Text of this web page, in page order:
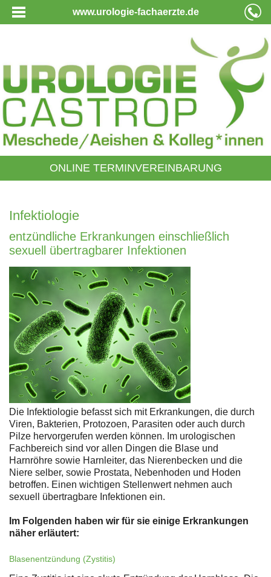
www.urologie-fachaerzte.de
ONLINE TERMINVEREINBARUNG
Infektiologie
entzündliche Erkrankungen einschließlich
sexuell übertragbarer Infektionen
Die Infektiologie befasst sich mit Erkrankungen, die durch
Viren, Bakterien, Protozoen, Parasiten oder auch durch
Pilze hervorgerufen werden können. Im urologischen
Fachbereich sind vor allen Dingen die Blase und
Harnröhre sowie Harnleiter, das Nierenbecken und die
Niere selber, sowie Prostata, Nebenhoden und Hoden
betroffen. Einen wichtigen Stellenwert nehmen auch
sexuell übertragbare Infektionen ein.
Im Folgenden haben wir für sie einige Erkrankungen
näher erläutert:
Blasenentzündung (Zystitis)